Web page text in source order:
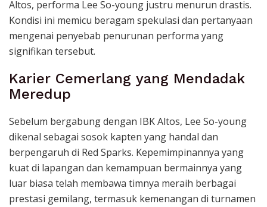
Altos, performa Lee So-young justru menurun drastis.
Kondisi ini memicu beragam spekulasi dan pertanyaan
mengenai penyebab penurunan performa yang
signifikan tersebut.
Karier Cemerlang yang Mendadak
Meredup
Sebelum bergabung dengan IBK Altos, Lee So-young
dikenal sebagai sosok kapten yang handal dan
berpengaruh di Red Sparks. Kepemimpinannya yang
kuat di lapangan dan kemampuan bermainnya yang
luar biasa telah membawa timnya meraih berbagai
prestasi gemilang, termasuk kemenangan di turnamen